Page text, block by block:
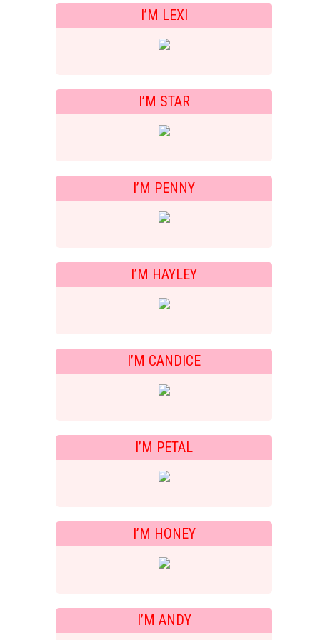
I’M LEXI
I’M STAR
I’M PENNY
I’M HAYLEY
I’M CANDICE
I’M PETAL
I’M HONEY
I’M ANDY